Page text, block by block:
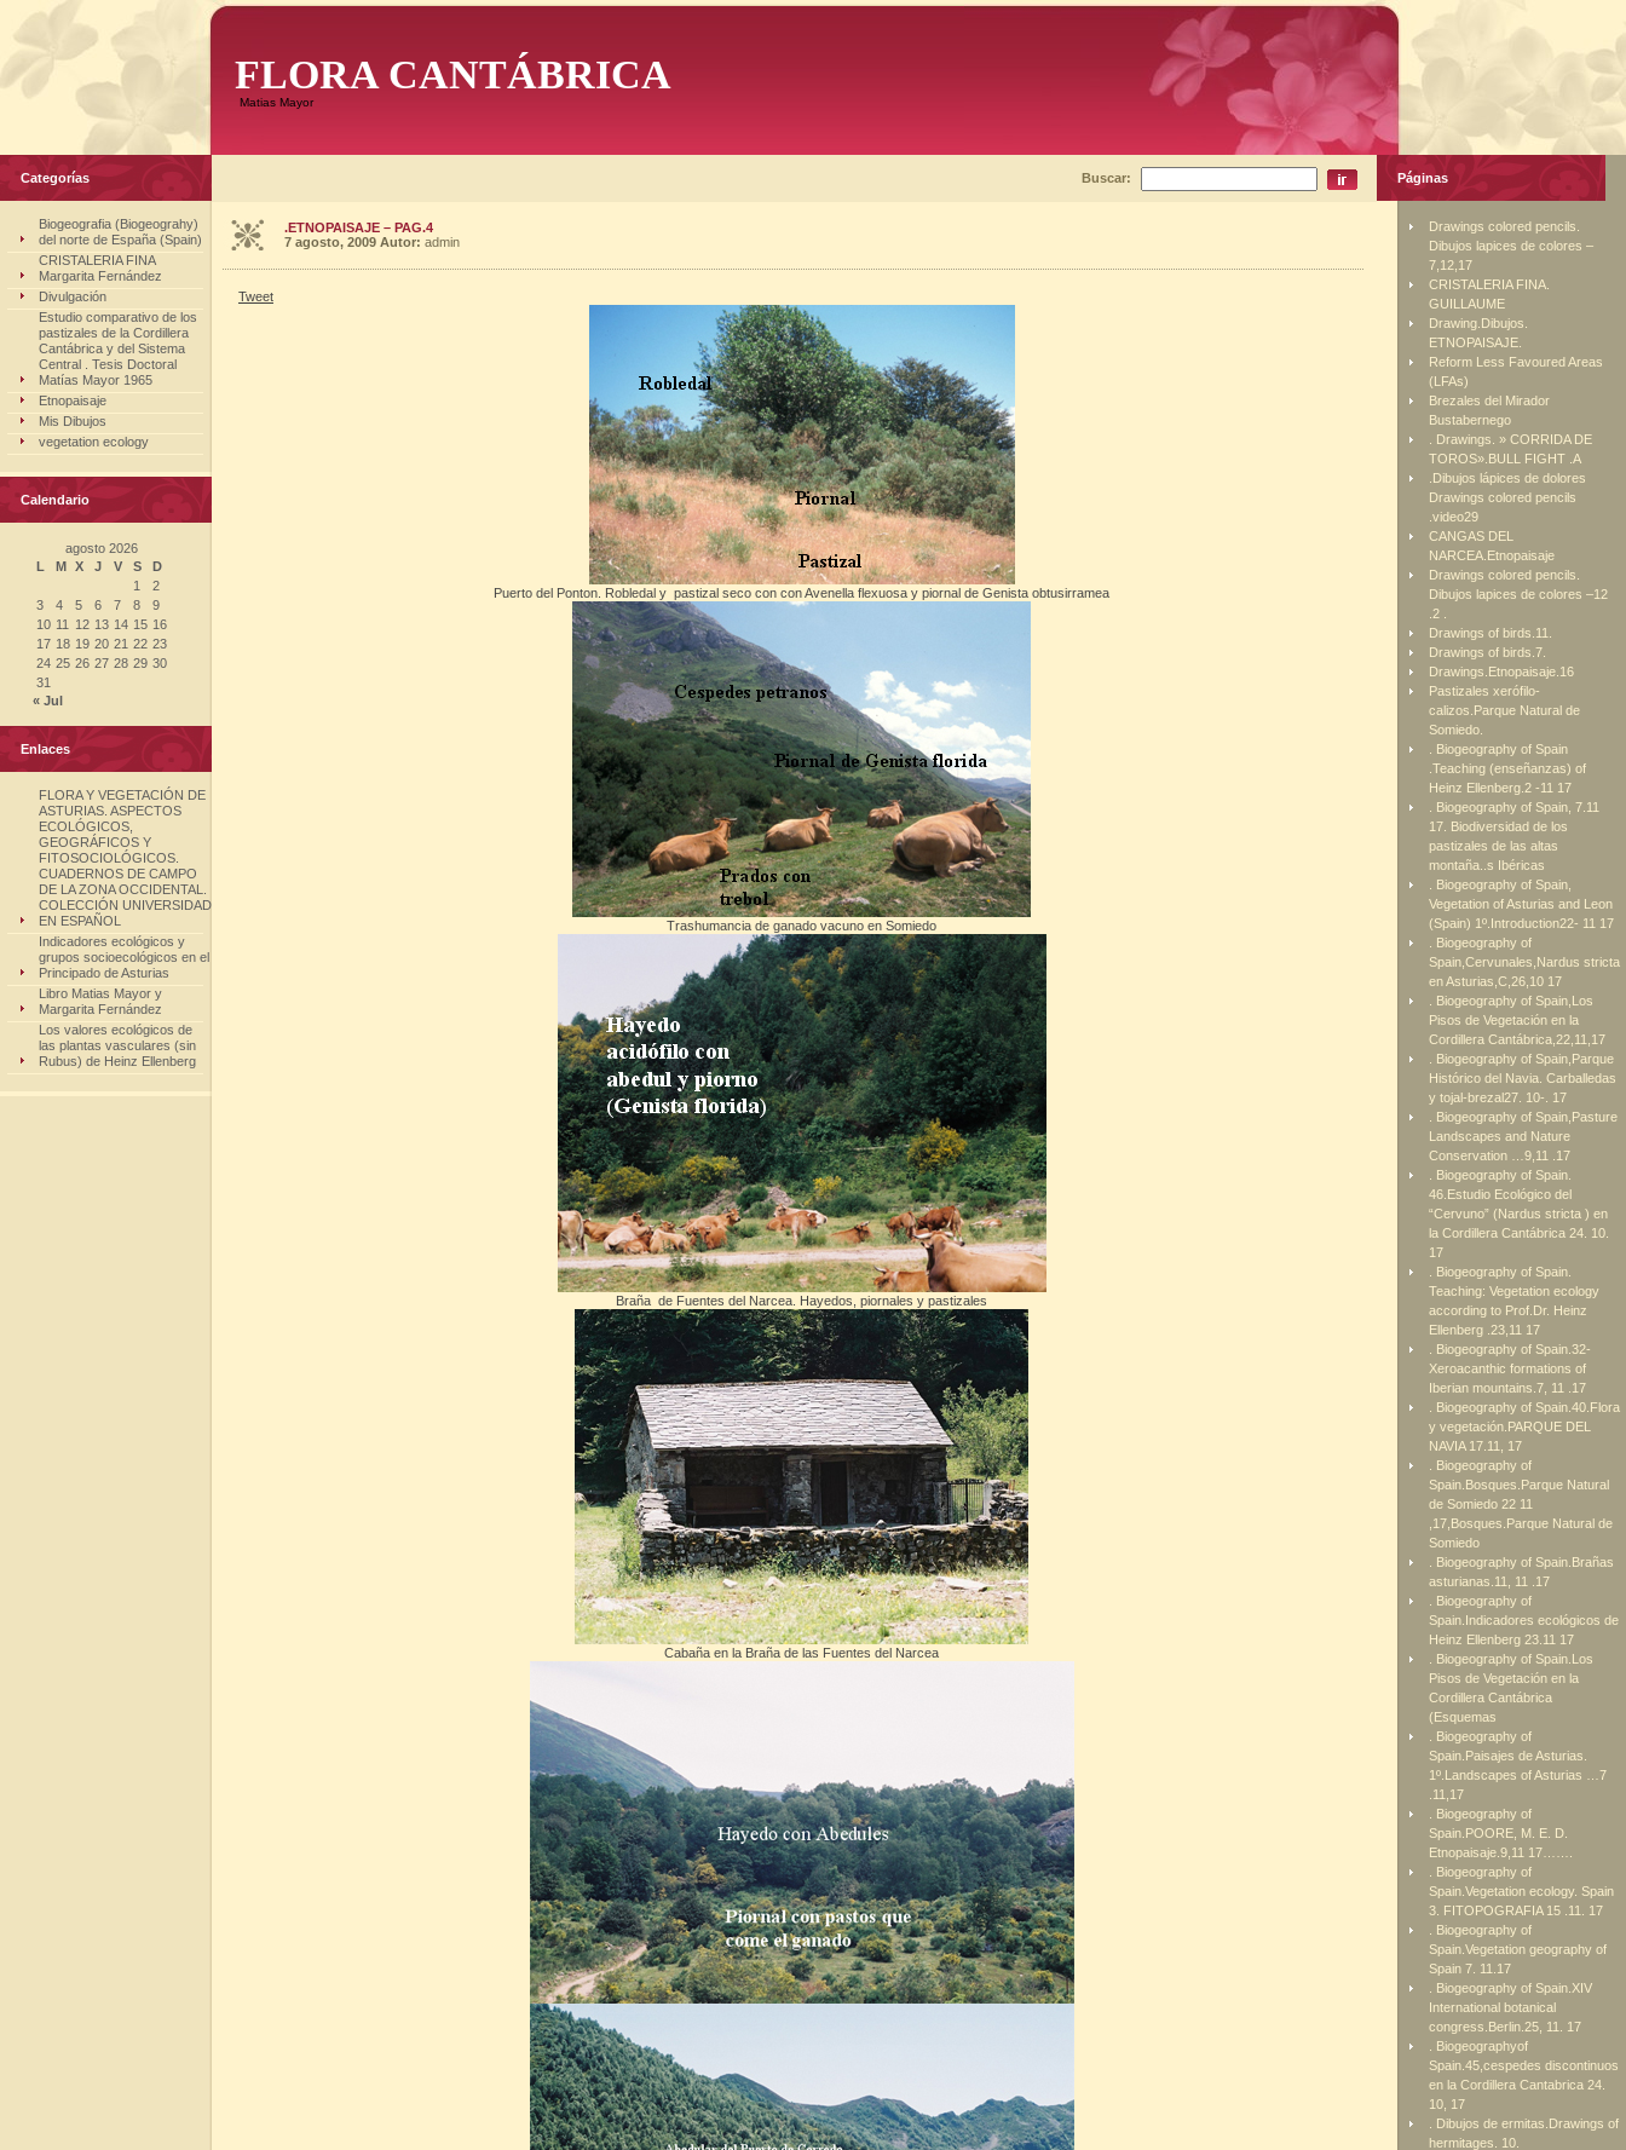
FLORA CANTÁBRICA
Matias Mayor
Categorías
Biogeografia (Biogeograhy)
del norte de España (Spain)
CRISTALERIA FINA
Margarita Fernández
Divulgación
Estudio comparativo de los
pastizales de la Cordillera
Cantábrica y del Sistema
Central . Tesis Doctoral
Matías Mayor 1965
Etnopaisaje
Mis Dibujos
vegetation ecology
Calendario
agosto 2026
L
M X J V S
D
1
2
3
4 5 6 7 8
9
10 11 12 13 14 15 16
17 18 19 20 21 22 23
24 25 26 27 28 29 30
31
« Jul
Enlaces
FLORA Y VEGETACIÓN DE
ASTURIAS. ASPECTOS
ECOLÓGICOS,
GEOGRÁFICOS Y
FITOSOCIOLÓGICOS.
CUADERNOS DE CAMPO
DE LA ZONA OCCIDENTAL.
COLECCIÓN UNIVERSIDAD
EN ESPAÑOL
Indicadores ecológicos y
grupos socioecológicos en el
Principado de Asturias
Libro Matias Mayor y
Margarita Fernández
Los valores ecológicos de
las plantas vasculares (sin
Rubus) de Heinz Ellenberg
Buscar:
.ETNOPAISAJE – PAG.4
7 agosto, 2009 Autor: admin
Tweet
Puerto del Ponton. Robledal y pastizal seco con con Avenella flexuosa y piornal de Genista obtusirramea
Trashumancia de ganado vacuno en Somiedo
Braña de Fuentes del Narcea. Hayedos, piornales y pastizales
Cabaña en la Braña de las Fuentes del Narcea
Páginas
Drawings colored pencils.
Dibujos lapices de colores –
7,12,17
CRISTALERIA FINA.
GUILLAUME
Drawing.Dibujos.
ETNOPAISAJE.
Reform Less Favoured Areas
(LFAs)
Brezales del Mirador
Bustabernego
. Drawings. » CORRIDA DE
TOROS».BULL FIGHT .A
.Dibujos lápices de dolores
Drawings colored pencils
.video29
CANGAS DEL
NARCEA.Etnopaisaje
Drawings colored pencils.
Dibujos lapices de colores –12
.2 .
Drawings of birds.11.
Drawings of birds.7.
Drawings.Etnopaisaje.16
Pastizales xerófilo-
calizos.Parque Natural de
Somiedo.
. Biogeography of Spain
.Teaching (enseñanzas) of
Heinz Ellenberg.2 -11 17
. Biogeography of Spain, 7.11
17. Biodiversidad de los
pastizales de las altas
montaña..s Ibéricas
. Biogeography of Spain,
Vegetation of Asturias and Leon
(Spain) 1º.Introduction22- 11 17
. Biogeography of
Spain,Cervunales,Nardus stricta
en Asturias,C,26,10 17
. Biogeography of Spain,Los
Pisos de Vegetación en la
Cordillera Cantábrica,22,11,17
. Biogeography of Spain,Parque
Histórico del Navia. Carballedas
y tojal-brezal27. 10-. 17
. Biogeography of Spain,Pasture
Landscapes and Nature
Conservation …9,11 .17
. Biogeography of Spain.
46.Estudio Ecológico del
“Cervuno” (Nardus stricta ) en
la Cordillera Cantábrica 24. 10.
17
. Biogeography of Spain.
Teaching: Vegetation ecology
according to Prof.Dr. Heinz
Ellenberg .23,11 17
. Biogeography of Spain.32-
Xeroacanthic formations of
Iberian mountains.7, 11 .17
. Biogeography of Spain.40.Flora
y vegetación.PARQUE DEL
NAVIA 17.11, 17
. Biogeography of
Spain.Bosques.Parque Natural
de Somiedo 22 11
,17,Bosques.Parque Natural de
Somiedo
. Biogeography of Spain.Brañas
asturianas.11, 11 .17
. Biogeography of
Spain.Indicadores ecológicos de
Heinz Ellenberg 23.11 17
. Biogeography of Spain.Los
Pisos de Vegetación en la
Cordillera Cantábrica
(Esquemas
. Biogeography of
Spain.Paisajes de Asturias.
1º.Landscapes of Asturias …7
.11,17
. Biogeography of
Spain.POORE, M. E. D.
Etnopaisaje.9,11 17…….
. Biogeography of
Spain.Vegetation ecology. Spain
3. FITOPOGRAFIA 15 .11. 17
. Biogeography of
Spain.Vegetation geography of
Spain 7. 11.17
. Biogeography of Spain.XIV
International botanical
congress.Berlin.25, 11. 17
. Biogeographyof
Spain.45,cespedes discontinuos
en la Cordillera Cantabrica 24.
10, 17
. Dibujos de ermitas.Drawings of
hermitages. 10.